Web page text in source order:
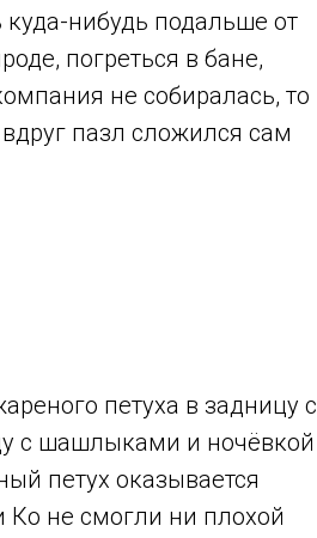
нибудь подальше от
погреться в бане,
не собиралась, то
пазл сложился сам
петуха в задницу с
с шашлыками и ночёвкой
петух оказывается
Ко не смогли ни плохой